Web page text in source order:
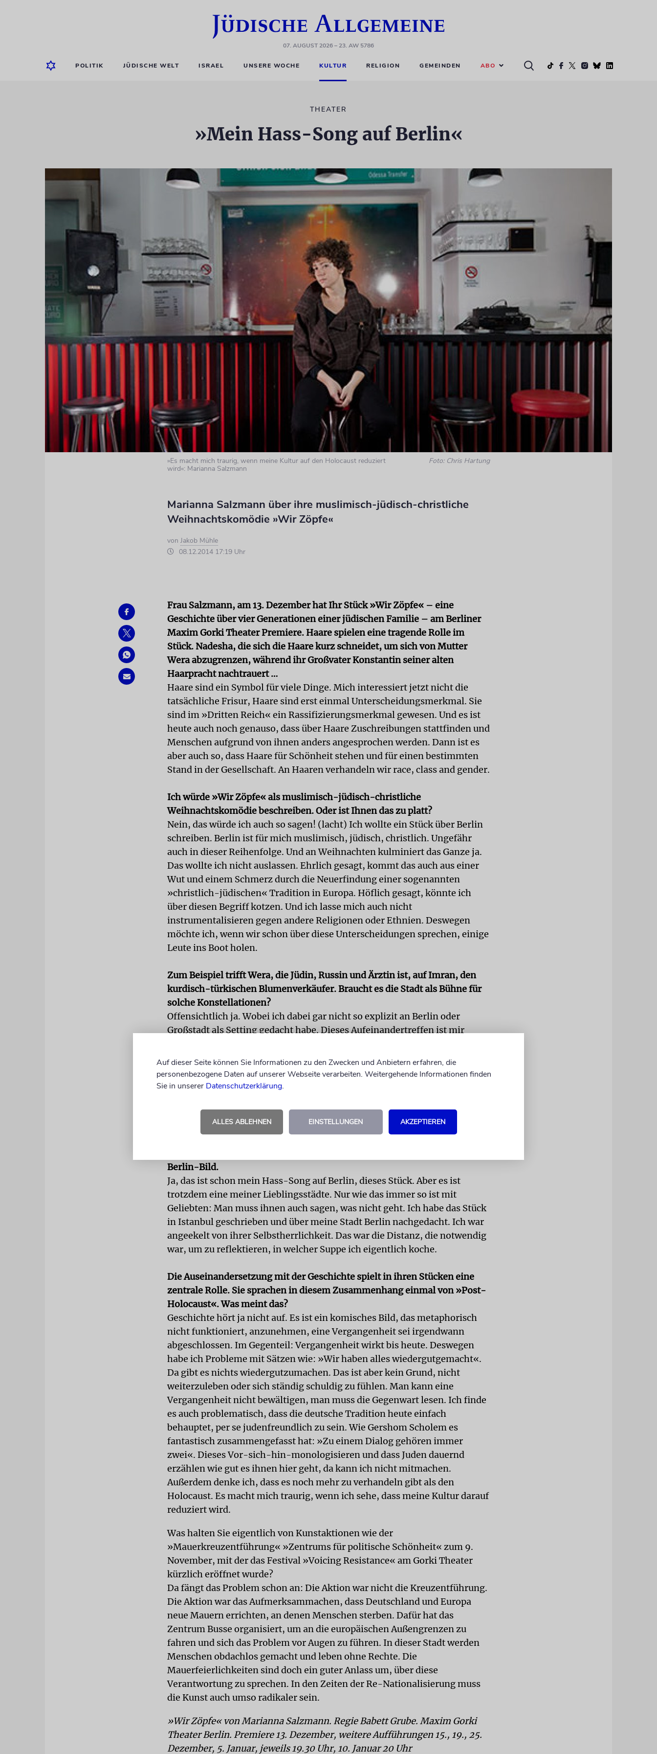
07. AUGUST 2026– 23. AW 5786
POLITIK JÜDISCHE WELT ISRAEL UNSERE WOCHE KULTUR RELIGION GEMEINDEN ABO
THEATER
»Mein Hass-Song auf Berlin«
»Es macht mich traurig, wenn meine Kultur auf den Holocaust reduziert
wird«: Marianna Salzmann
Foto: Chris Hartung
Marianna Salzmann über ihre muslimisch-jüdisch-christliche
Weihnachtskomödie »Wir Zöpfe«
von Jakob Mühle
08.12.2014 17:19 Uhr
Frau Salzmann, am 13. Dezember hat Ihr Stück »Wir Zöpfe« – eine
Geschichte über vier Generationen einer jüdischen Familie – am Berliner
Maxim Gorki Theater Premiere. Haare spielen eine tragende Rolle im
Stück. Nadesha, die sich die Haare kurz schneidet, um sich von Mutter
Wera abzugrenzen, während ihr Großvater Konstantin seiner alten
Haarpracht nachtrauert …
Haare sind ein Symbol für viele Dinge. Mich interessiert jetzt nicht die
tatsächliche Frisur, Haare sind erst einmal Unterscheidungsmerkmal. Sie
sind im »Dritten Reich« ein Rassifizierungsmerkmal gewesen. Und es ist
heute auch noch genauso, dass über Haare Zuschreibungen stattfinden und
Menschen aufgrund von ihnen anders angesprochen werden. Dann ist es
aber auch so, dass Haare für Schönheit stehen und für einen bestimmten
Stand in der Gesellschaft. An Haaren verhandeln wir race, class and gender.
Ich würde »Wir Zöpfe« als muslimisch-jüdisch-christliche
Weihnachtskomödie beschreiben. Oder ist Ihnen das zu platt?
Nein, das würde ich auch so sagen! (lacht) Ich wollte ein Stück über Berlin
schreiben. Berlin ist für mich muslimisch, jüdisch, christlich. Ungefähr
auch in dieser Reihenfolge. Und an Weihnachten kulminiert das Ganze ja.
Das wollte ich nicht auslassen. Ehrlich gesagt, kommt das auch aus einer
Wut und einem Schmerz durch die Neuerfindung einer sogenannten
»christlich-jüdischen« Tradition in Europa. Höflich gesagt, könnte ich
über diesen Begriff kotzen. Und ich lasse mich auch nicht
instrumentalisieren gegen andere Religionen oder Ethnien. Deswegen
möchte ich, wenn wir schon über diese Unterscheidungen sprechen, einige
Leute ins Boot holen.
Zum Beispiel trifft Wera, die Jüdin, Russin und Ärztin ist, auf Imran, den
kurdisch-türkischen Blumenverkäufer. Braucht es die Stadt als Bühne für
solche Konstellationen?
Offensichtlich ja. Wobei ich dabei gar nicht so explizit an Berlin oder
Großstadt als Setting gedacht habe. Dieses Aufeinandertreffen ist mir
muslimischen Community aufgewachsen und ich habe eigentlich immer
eher die Parallelen gesehen. Du hast eine Gastarbeitergeschichte? Wir
haben auch eine Gastarbeitergeschichte! Du bist ein Kofferkind? Ich bin
wenn es welche geben sollte, verlaufen ganz woanders.
Berlin-Bild.
Ja, das ist schon mein Hass-Song auf Berlin, dieses Stück. Aber es ist
trotzdem eine meiner Lieblingsstädte. Nur wie das immer so ist mit
Geliebten: Man muss ihnen auch sagen, was nicht geht. Ich habe das Stück
in Istanbul geschrieben und über meine Stadt Berlin nachgedacht. Ich war
angeekelt von ihrer Selbstherrlichkeit. Das war die Distanz, die notwendig
war, um zu reflektieren, in welcher Suppe ich eigentlich koche.
Die Auseinandersetzung mit der Geschichte spielt in ihren Stücken eine
zentrale Rolle. Sie sprachen in diesem Zusammenhang einmal von »Post-
Holocaust«. Was meint das?
Geschichte hört ja nicht auf. Es ist ein komisches Bild, das metaphorisch
nicht funktioniert, anzunehmen, eine Vergangenheit sei irgendwann
abgeschlossen. Im Gegenteil: Vergangenheit wirkt bis heute. Deswegen
habe ich Probleme mit Sätzen wie: »Wir haben alles wiedergutgemacht«.
Da gibt es nichts wiedergutzumachen. Das ist aber kein Grund, nicht
weiterzuleben oder sich ständig schuldig zu fühlen. Man kann eine
Vergangenheit nicht bewältigen, man muss die Gegenwart lesen. Ich finde
es auch problematisch, dass die deutsche Tradition heute einfach
behauptet, per se judenfreundlich zu sein. Wie Gershom Scholem es
fantastisch zusammengefasst hat: »Zu einem Dialog gehören immer
zwei«. Dieses Vor-sich-hin-monologisieren und dass Juden dauernd
erzählen wie gut es ihnen hier geht, da kann ich nicht mitmachen.
Außerdem denke ich, dass es noch mehr zu verhandeln gibt als den
Holocaust. Es macht mich traurig, wenn ich sehe, dass meine Kultur darauf
reduziert wird.
Was halten Sie eigentlich von Kunstaktionen wie der
»Mauerkreuzentführung« »Zentrums für politische Schönheit« zum 9.
November, mit der das Festival »Voicing Resistance« am Gorki Theater
kürzlich eröffnet wurde?
Da fängt das Problem schon an: Die Aktion war nicht die Kreuzentführung.
Die Aktion war das Aufmerksammachen, dass Deutschland und Europa
neue Mauern errichten, an denen Menschen sterben. Dafür hat das
Zentrum Busse organisiert, um an die europäischen Außengrenzen zu
fahren und sich das Problem vor Augen zu führen. In dieser Stadt werden
Menschen obdachlos gemacht und leben ohne Rechte. Die
Mauerfeierlichkeiten sind doch ein guter Anlass um, über diese
Verantwortung zu sprechen. In den Zeiten der Re-Nationalisierung muss
die Kunst auch umso radikaler sein.
»Wir Zöpfe« von Marianna Salzmann. Regie Babett Grube. Maxim Gorki
Theater Berlin. Premiere 13. Dezember, weitere Aufführungen 15., 19., 25.
Dezember, 5. Januar, jeweils 19.30 Uhr, 10. Januar 20 Uhr
Auf dieser Seite können Sie Informationen zu den Zwecken und Anbietern erfahren, die
personenbezogene Daten auf unserer Webseite verarbeiten. Weitergehende Informationen finden
Sie in unserer Datenschutzerklärung.
ALLES ABLEHNEN EINSTELLUNGEN AKZEPTIEREN